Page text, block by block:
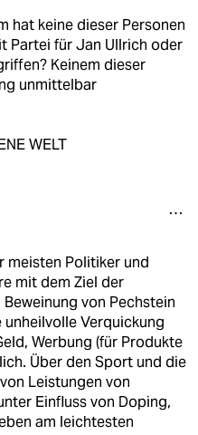
hat keine dieser Personen
Partei für Jan Ullrich oder
Keinem dieser
unmittelbar
WELT
meisten Politiker und
mit dem Ziel der
von Pechstein
Verquickung
Werbung (für Produkte
Über den Sport und die
Leistungen von
Einfluss von Doping,
am leichtesten